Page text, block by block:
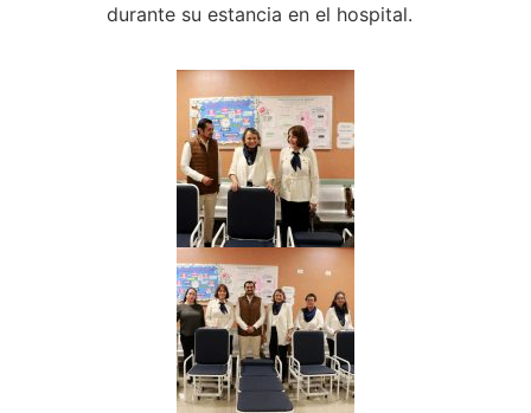
durante su estancia en el hospital.